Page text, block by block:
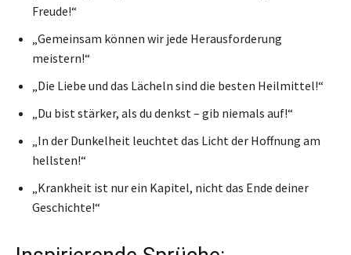
Freude!“
„Gemeinsam können wir jede Herausforderung
meistern!“
„Die Liebe und das Lächeln sind die besten Heilmittel!“
„Du bist stärker, als du denkst – gib niemals auf!“
„In der Dunkelheit leuchtet das Licht der Hoffnung am
hellsten!“
„Krankheit ist nur ein Kapitel, nicht das Ende deiner
Geschichte!“